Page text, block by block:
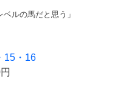
ルの馬だと思う」
15・16